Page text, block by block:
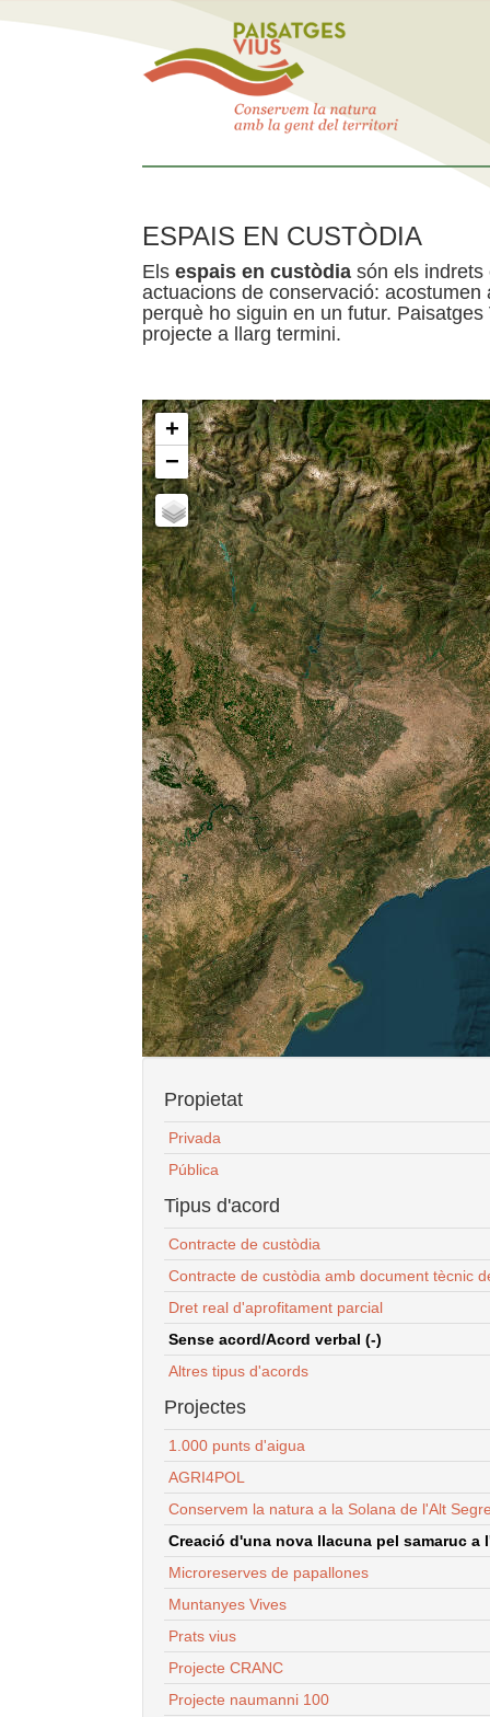
ESPAIS EN CUSTÒDIA
Els espais en custòdia són els indrets
actuacions de conservació:
perquè ho siguin en un futur.
projecte a llarg termini.
+
−
Propietat
Privada
Pública
Tipus d'acord
Contracte de custòdia
Contracte de custòdia amb document tècnic
Dret real d'aprofitament parcial
Sense acord/Acord verbal (-)
Altres tipus d'acords
Projectes
1.000 punts d'aigua
AGRI4POL
Conservem la natura a la Solana de l'Alt
Creació d'una nova llacuna pel samaruc a
Microreserves de papallones
Muntanyes Vives
Prats vius
Projecte CRANC
Projecte naumanni 100